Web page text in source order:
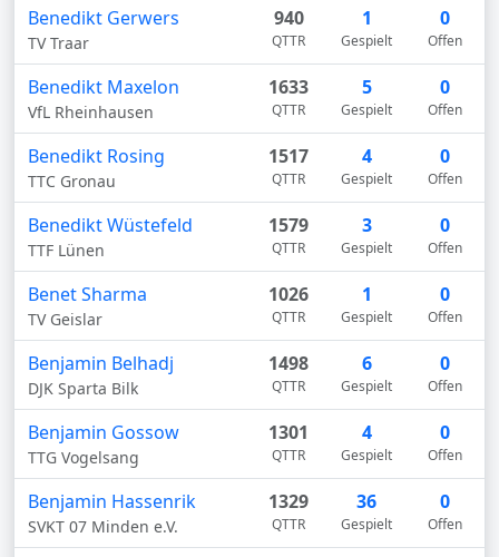
Benedikt Gerwers
TV Traar
940
QTTR
1
Gespielt
0
Offen
Benedikt Maxelon
VfL Rheinhausen
1633
QTTR
5
Gespielt
0
Offen
Benedikt Rosing
TTC Gronau
1517
QTTR
4
Gespielt
0
Offen
Benedikt Wüstefeld
TTF Lünen
1579
QTTR
3
Gespielt
0
Offen
Benet Sharma
TV Geislar
1026
QTTR
1
Gespielt
0
Offen
Benjamin Belhadj
DJK Sparta Bilk
1498
QTTR
6
Gespielt
0
Offen
Benjamin Gossow
TTG Vogelsang
1301
QTTR
4
Gespielt
0
Offen
Benjamin Hassenrik
SVKT 07 Minden e.V.
1329
QTTR
36
Gespielt
0
Offen